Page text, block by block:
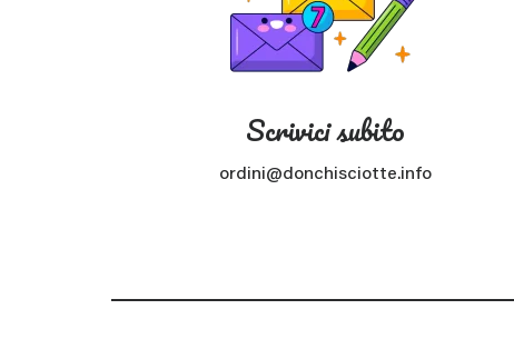
Scrivici subito
ordini@donchisciotte.info